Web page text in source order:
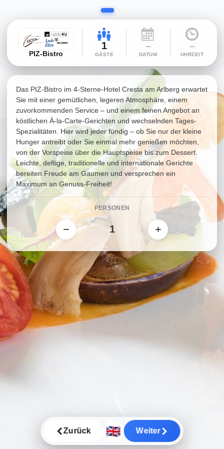
PIZ-Bistro
1
GÄSTE
–
DATUM
–
UHRZEIT
Das PIZ-Bistro im 4-Sterne-Hotel Cresta am Arlberg erwartet
Sie mit einer gemütlichen, legeren Atmosphäre, einem
zuvorkommenden Service – und einem feinen Angebot an
köstlichen À-la-Carte-Gerichten und wechselnden Tages-
Spezialitäten. Hier wird jeder fündig – ob Sie nur der kleine
Hunger antreibt oder Sie einmal mehr genießen möchten,
von der Vorspeise über die Hauptspeise bis zum Dessert.
Leichte, deftige, traditionelle und internationale Gerichte
bereiten Freude am Gaumen und versprechen ein
Maximum an Genuss-Freiheit!
PERSONEN
− +
Zurück 🇬🇧 Weiter